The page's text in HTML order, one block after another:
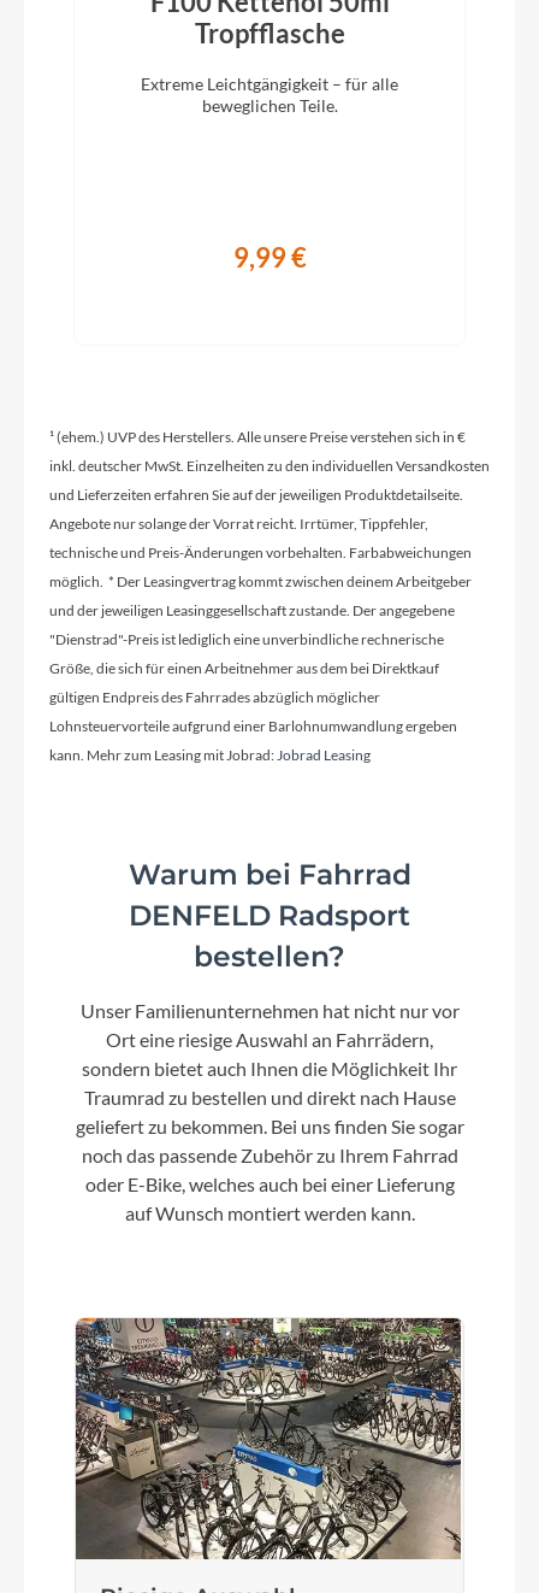
Glocke
Rahmentyp
Griffe
ACID Travel Comfort
Ladegerät
Shimano XT RD-M8100-SGS, ShadowPlus, 12-
Rahmenmaterial
ACID MTB Hybrid Pro, 38T
Kassette
Shimano Deore CS-M6100, 10-51T
Lenker
Farbe
liquidblack´n´bluedust
Motor
Bosch Drive Unit Performance SX max. 60Nm
(BDU31)
Kette
Tropfflasche
Extreme Leichtgängigkeit – für alle
beweglichen Teile.
9,99 €
¹ (ehem.) UVP des Herstellers. Alle unsere Preise verstehen sich in €
inkl. deutscher MwSt. Einzelheiten zu den individuellen Versandkosten
und Lieferzeiten erfahren Sie auf der jeweiligen Produktdetailseite.
Angebote nur solange der Vorrat reicht. Irrtümer, Tippfehler,
technische und Preis-Änderungen vorbehalten. Farbabweichungen
möglich. * Der Leasingvertrag kommt zwischen deinem Arbeitgeber
und der jeweiligen Leasinggesellschaft zustande. Der angegebene
"Dienstrad"-Preis ist lediglich eine unverbindliche rechnerische
Größe, die sich für einen Arbeitnehmer aus dem bei Direktkauf
gültigen Endpreis des Fahrrades abzüglich möglicher
Lohnsteuervorteile aufgrund einer Barlohnumwandlung ergeben
kann. Mehr zum Leasing mit Jobrad:Jobrad Leasing
Warum bei Fahrrad
DENFELD Radsport
bestellen?
Unser Familienunternehmen hat nicht nur vor
Ort eine riesige Auswahl an Fahrrädern,
sondern bietet auch Ihnen die Möglichkeit Ihr
Traumrad zu bestellen und direkt nach Hause
geliefert zu bekommen. Bei uns finden Sie sogar
noch das passende Zubehör zu Ihrem Fahrrad
oder E-Bike, welches auch bei einer Lieferung
auf Wunsch montiert werden kann.